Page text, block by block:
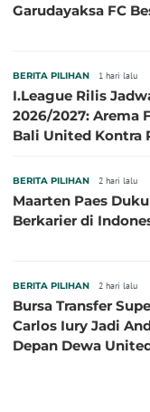
Garudayaksa FC
BERITA PILIHAN 1 hari lalu
I.League Rilis
2026/2027: Arema
Bali United Kontra
BERITA PILIHAN 2 hari lalu
Maarten Paes
Berkarier di
BERITA PILIHAN 2 hari lalu
Bursa Transfer
Carlos Iury Jadi
Depan Dewa